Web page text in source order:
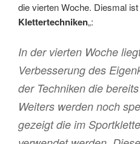
die vierten Woche. Diesmal
Klettertechniken„:
In der vierten Woche
Verbesserung des
der Techniken die
Weiters werden noch
gezeigt die im